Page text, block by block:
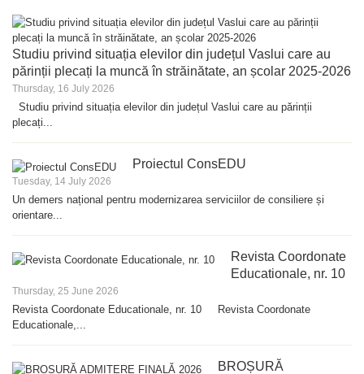
Studiu privind situația elevilor din județul Vaslui care au
părinții plecați la muncă în străinătate, an școlar 2025-2026
Thursday, 16 July 2026
Studiu privind situația elevilor din județul Vaslui care au părinții
plecați...
Proiectul ConsEDU
Tuesday, 14 July 2026
Un demers național pentru modernizarea serviciilor de consiliere și
orientare...
Revista Coordonate
Educationale, nr. 10
Thursday, 25 June 2026
Revista Coordonate Educationale, nr. 10 Revista Coordonate
Educationale,...
BROȘURĂ